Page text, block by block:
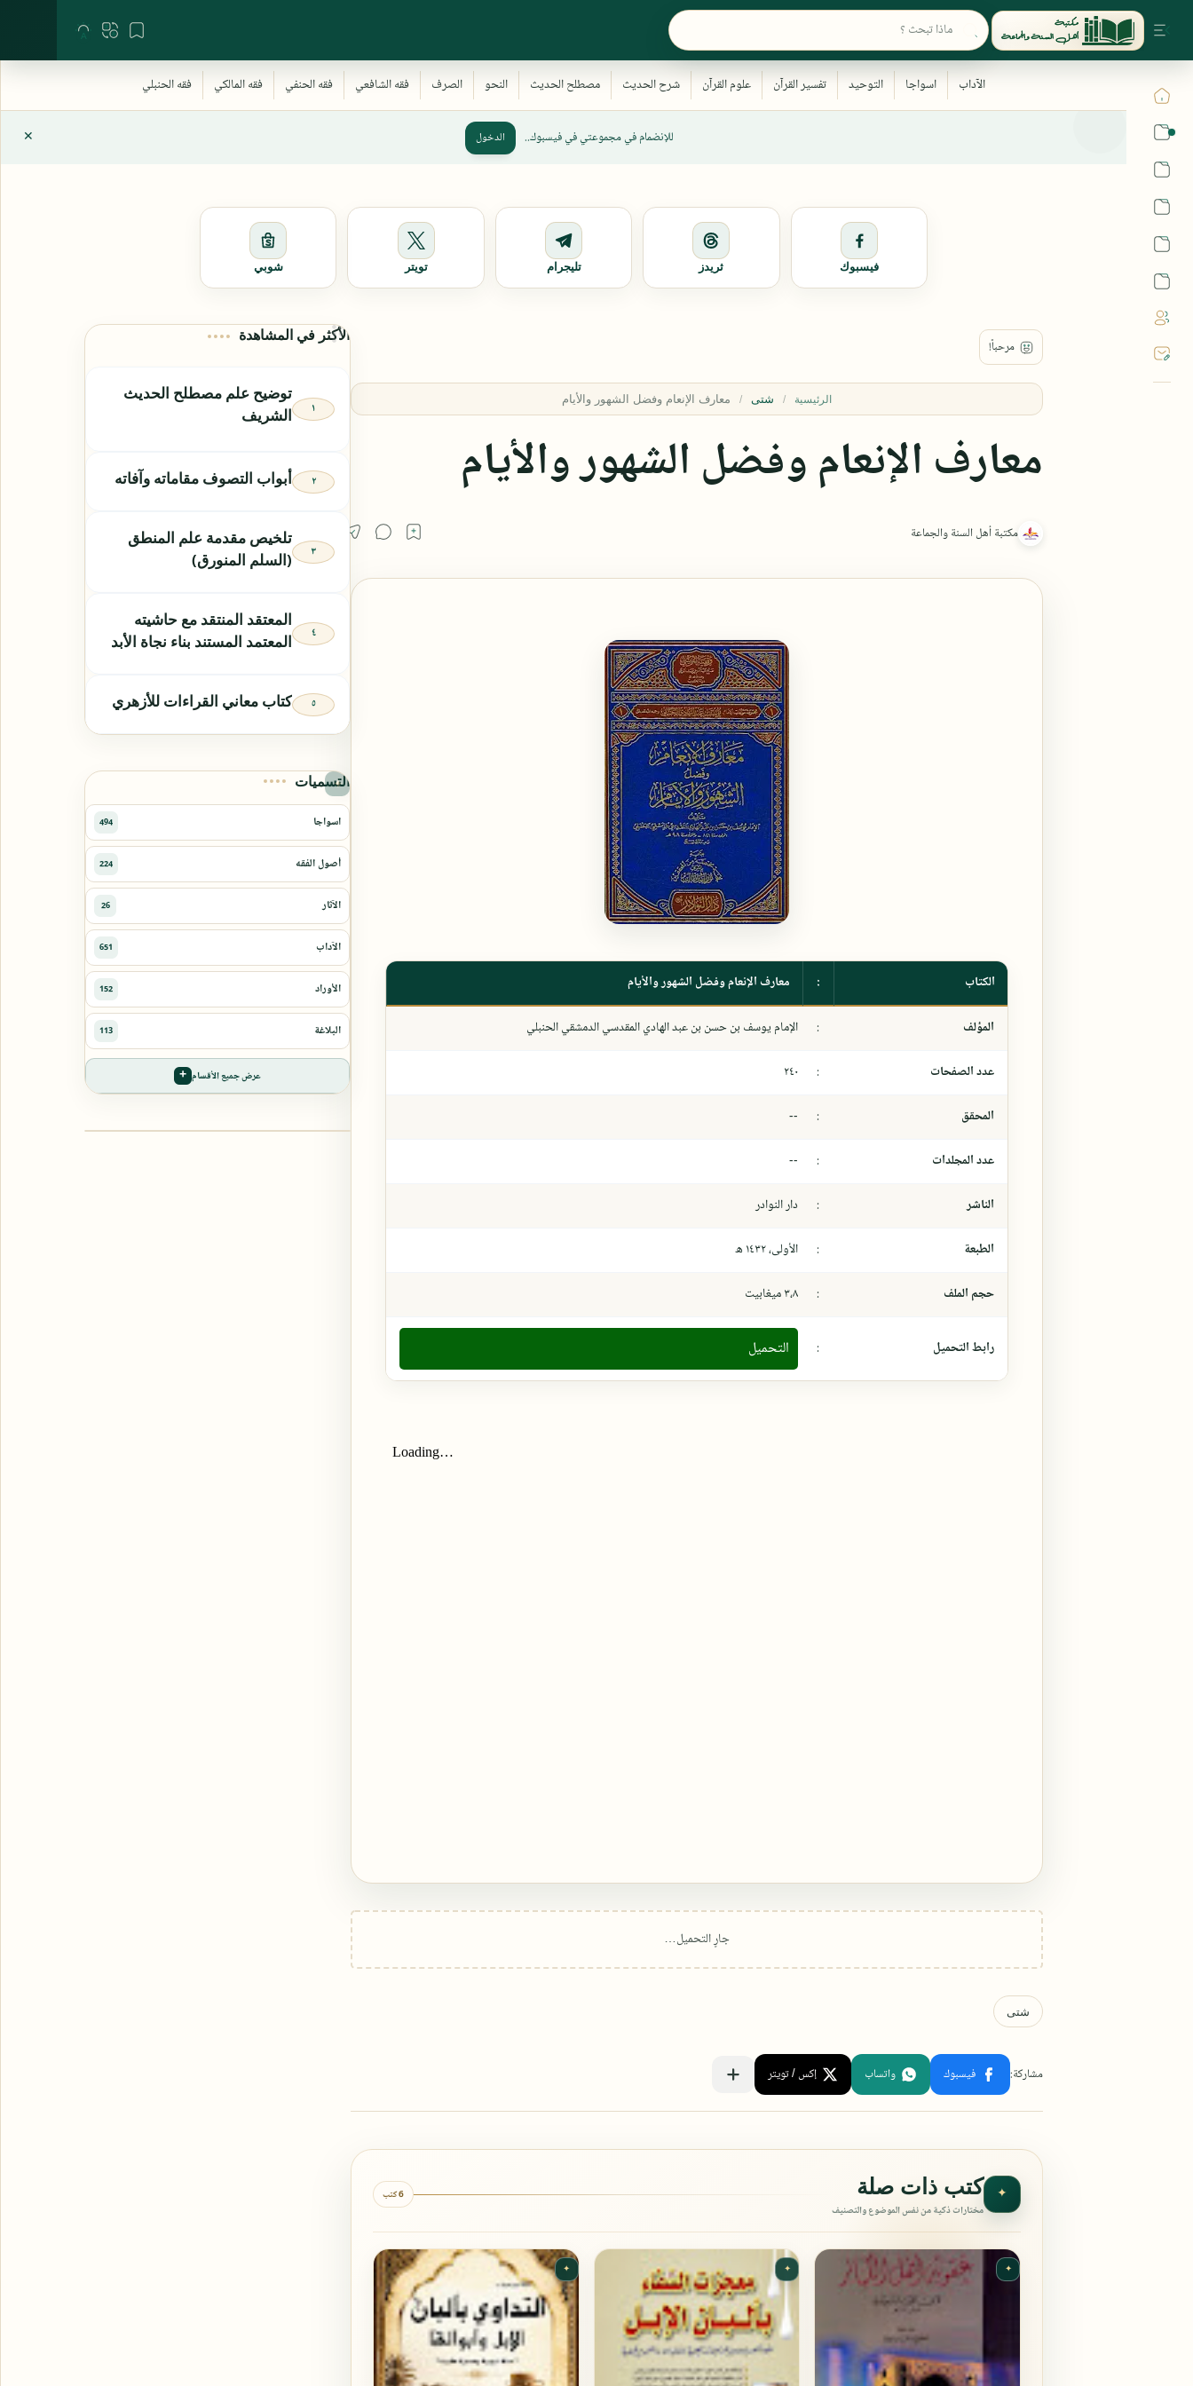
للإنضمام في مجموعتي في فيسبوك.. الدخول
فيسبوك ثريدز تليجرام تويتر شوبي
الرئيسية شتى
معارف الإنعام وفضل الشهور والأيام
الكتاب : معارف الإنعام وفضل الشهور والأيام
المؤلف : الإمام يوسف بن حسن بن عبد الهادي المقدسي الدمشقي الحنبلي
عدد الصفحات : ٢٤٠
المحقق :
--
عدد المجلدات :
--
الناشر : دار النوادر
الطبعة : الأولى، ١٤٣٢ ھ
حجم الملف : ٣،٨ ميغابيت
رابط التحميل : التحميل
✦ كتب ذات صلة
مختارات ذكية من نفس الموضوع والتصنيف
6 كتب
✦
✦
✦
الأكثر في المشاهدة
توضيح علم مصطلح الحديث
الشريف
أبواب التصوف مقاماته وآفاته
تلخيص مقدمة علم المنطق
(السلم المنورق)
المعتقد المنتقد مع حاشيته
المعتمد المستند بناء نجاة الأبد
كتاب معاني القراءات للأزهري
التسميات
عرض جميع الأقسام